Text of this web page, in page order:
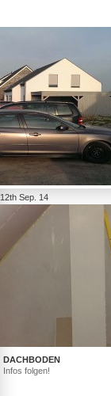
12th Sep. 14
DACHBODEN
Infos folgen!